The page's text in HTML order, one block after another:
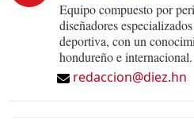
Equipo compuesto por
diseñadores
deportiva, con un
hondureño e internacional.
redaccion@diez.hn